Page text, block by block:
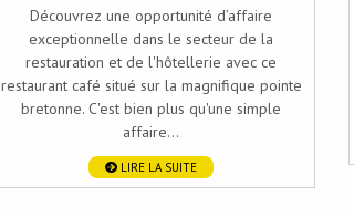
Découvrez une opportunité d’affaire
exceptionnelle dans le secteur de la
restauration et de l'hôtellerie avec ce
restaurant café situé sur la magnifique pointe
bretonne. C'est bien plus qu'une simple
affaire...
LIRE LA SUITE